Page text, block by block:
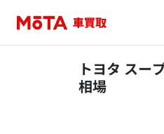
トヨタ スー
相場